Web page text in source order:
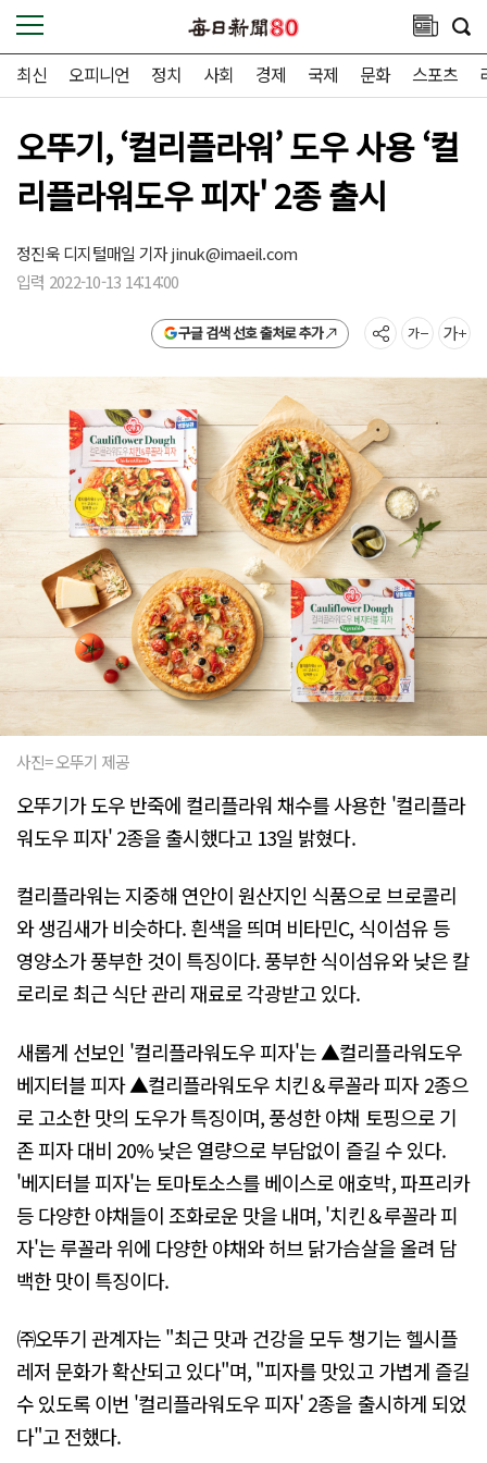
최신 오피니언 정치 사회 경제 국제 문화 스포츠
오뚜기, ‘컬리플라워’ 도우 사용 ‘컬
리플라워도우 피자' 2종 출시
정진욱 디지털매일 기자jinuk@imaeil.com
입력 2022-10-13 14:14:00
구글 검색 선호 출처로 추가
사진= 오뚜기 제공
오뚜기가 도우 반죽에 컬리플라워 채수를 사용한 '컬리플라
워도우 피자' 2종을 출시했다고 13일 밝혔다.
컬리플라워는 지중해 연안이 원산지인 식품으로 브로콜리
와 생김새가 비슷하다. 흰색을 띄며 비타민C, 식이섬유 등
영양소가 풍부한 것이 특징이다. 풍부한 식이섬유와 낮은 칼
로리로 최근 식단 관리 재료로 각광받고 있다.
새롭게 선보인 '컬리플라워도우 피자'는 ▲컬리플라워도우
베지터블 피자 ▲컬리플라워도우 치킨＆루꼴라 피자 2종으
로 고소한 맛의 도우가 특징이며, 풍성한 야채 토핑으로 기
존 피자 대비 20% 낮은 열량으로 부담없이 즐길 수 있다.
'베지터블 피자'는 토마토소스를 베이스로 애호박, 파프리카
등 다양한 야채들이 조화로운 맛을 내며, '치킨＆루꼴라 피
자'는 루꼴라 위에 다양한 야채와 허브 닭가슴살을 올려 담
백한 맛이 특징이다.
㈜오뚜기 관계자는 "최근 맛과 건강을 모두 챙기는 헬시플
레저 문화가 확산되고 있다"며, "피자를 맛있고 가볍게 즐길
수 있도록 이번 '컬리플라워도우 피자' 2종을 출시하게 되었
다"고 전했다.